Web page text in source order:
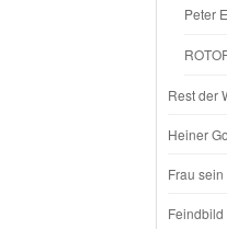
Peter
Rest der
Heiner
Frau sein
Feindbild